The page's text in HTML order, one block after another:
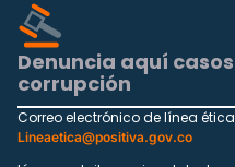
Denuncia aquí
corrupción
Correo electrónico de línea ética
Lineaetica@positiva.gov.co